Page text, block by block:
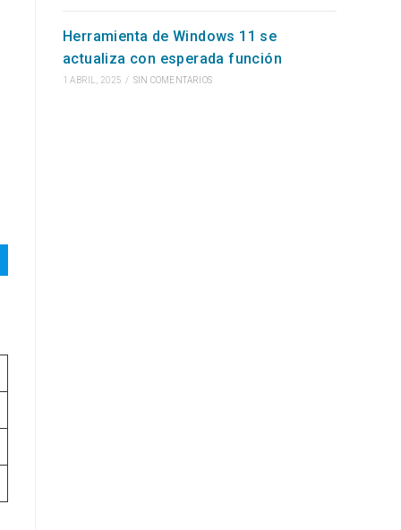
Herramienta de Windows 11 se
actualiza con esperada función
1 ABRIL, 2025 / SIN COMENTARIOS